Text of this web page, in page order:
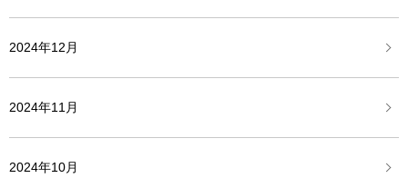
2024年12月
2024年11月
2024年10月